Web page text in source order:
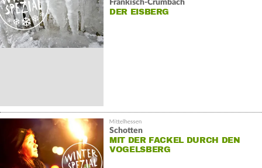
Fränkisch-Crumbach
DER EISBERG
Schotten
MIT DER FACKEL DURCH DEN
VOGELSBERG